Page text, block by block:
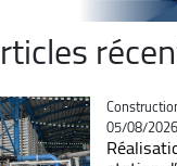
Catégorie
05/08/